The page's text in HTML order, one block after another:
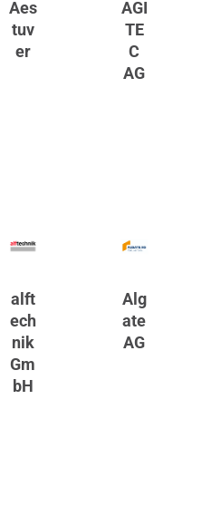
Aes
tuv
er
AGI
TE
C
AG
alft
ech
nik
Gm
bH
Alg
ate
AG